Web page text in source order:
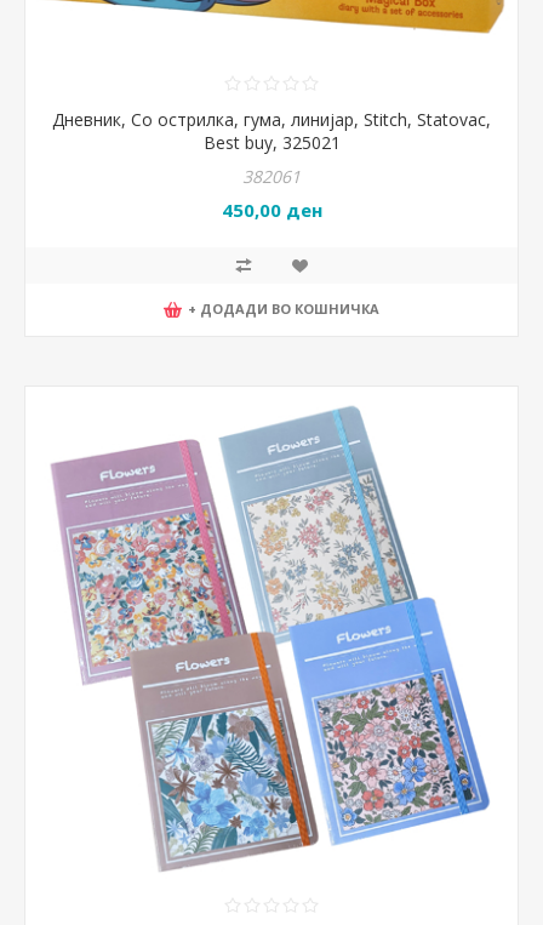
Дневник, Со острилка, гума, линијар, Stitch, Statovac,
Best buy, 325021
382061
450,00 ден
+ ДОДАДИ ВО КОШНИЧКА